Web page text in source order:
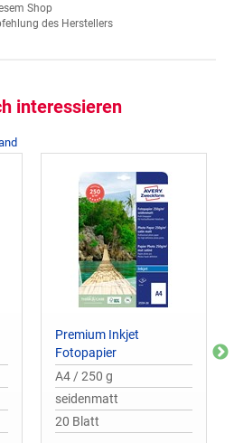
Shop
des Herstellers
interessieren
Premium Inkjet
Fotopapier
A4 / 250 g
seidenmatt
20 Blatt